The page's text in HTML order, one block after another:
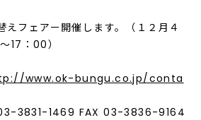
フェアー開催します。（１２月４
17：00）
www.ok-bungu.co.jp/conta
3831-1469 FAX 03-3836-9164